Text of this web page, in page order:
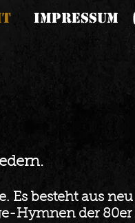
Impressum
Es besteht aus neu
Hymnen der 80er